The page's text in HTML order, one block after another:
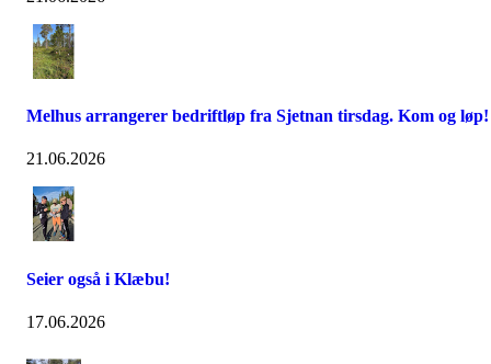
Melhus arrangerer bedriftløp fra Sjetnan tirsdag. Kom og løp!
21.06.2026
Seier også i Klæbu!
17.06.2026